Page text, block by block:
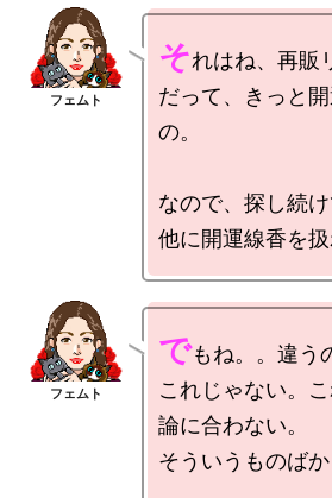
それはね、再販
だって、きっと
の。
なので、探し続け
でもね。。違う
これじゃない。
論に合わない。
そういうものばか